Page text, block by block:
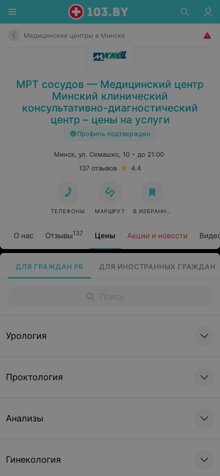
Медицинские центры в Минске
МРТ сосудов — Медицинский центр
Минский клинический
консультативно-диагностический
центр – цены на услуги
Профиль подтвержден
О нас Отзывы137 Цены Акции и новости
Минск, ул. Семашко, 10
до 21:00
137 отзывов
4.4
ТЕЛЕФОНЫ МАРШРУТ В ИЗБРАННОЕ
ДЛЯ ГРАЖДАН РБ ДЛЯ ИНОСТРАННЫХ ГРАЖДАН
Урология
Проктология
Анализы
Гинекология